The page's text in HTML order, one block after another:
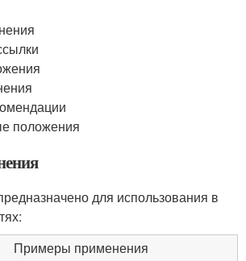
положения
для использования в
Примеры применения